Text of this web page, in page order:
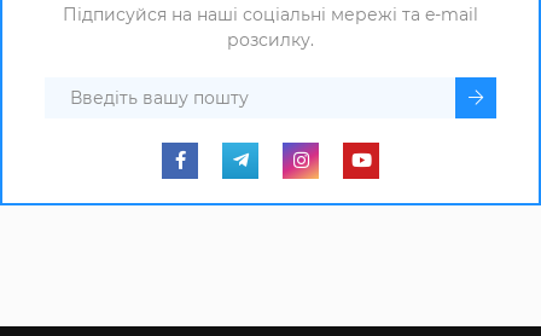
Підписуйся на наші соціальні мережі та e-mail
розсилку.